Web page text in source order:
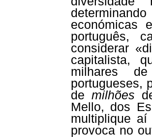
económicas
português,
considerar
capitalista,
milhares
portugueses,
de milhões
Mello, dos
multiplique
provoca no